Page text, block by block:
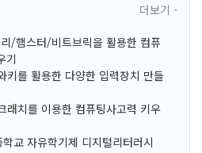
더보기 -
/햄스터/비트브릭을 활용한 컴퓨
기
키를 활용한 다양한 입력장치 만들
래치를 이용한 컴퓨팅사고력 키우
교 자유학기제 디지털리터러시